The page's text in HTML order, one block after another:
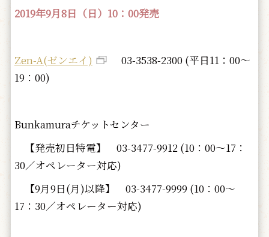
2019年9月8日（日）10：00発売
Zen-A(ゼンエイ)
03-3538-2300 (平日11：00～
19：00)
Bunkamuraチケットセンター
【発売初日特電】 03-3477-9912 (10：00～17：
30／オペレーター対応)
【9月9日(月)以降】 03-3477-9999 (10：00～
17：30／オペレーター対応)